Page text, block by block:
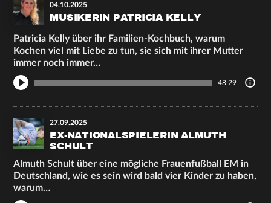
04.10.2025
MUSIKERIN PATRICIA KELLY
Patricia Kelly über ihr Familien-Kochbuch, warum
Kochen viel mit Liebe zu tun, sie sich mit ihrer Mutter
immer noch immer…
48:29
27.09.2025
EX-NATIONALSPIELERIN ALMUTH
SCHULT
Almuth Schult über eine mögliche Frauenfußball EM in
Deutschland, wie es sein wird bald vier Kinder zu haben,
warum…